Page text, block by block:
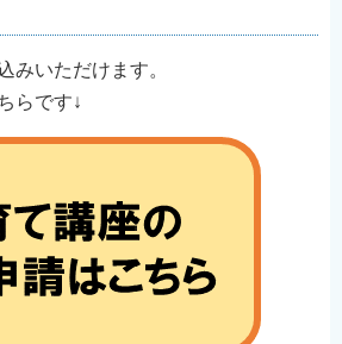
みいただけます。
らです↓